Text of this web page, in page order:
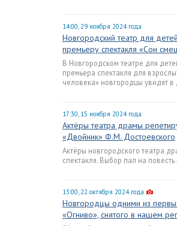
14:00, 29 ноября 2024 года
Новгородский театр для
премьеру спектакля «Сон
В Новгородском театре для
премьера спектакля для
человека» новгородцы увидят в
17:30, 15 ноября 2024 года
Актёры театра драмы
«Двойник» Ф.М. Достоевского
Актёры новгородского театра
спектакля. Выбор пал на
13:00, 22 октября 2024 года
Новгородцы одними из
«Огниво», снятого в нашем